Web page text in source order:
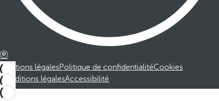
Mentions légalesPolitique de confidentialitéCookies
Conditions légalesAccessibilité